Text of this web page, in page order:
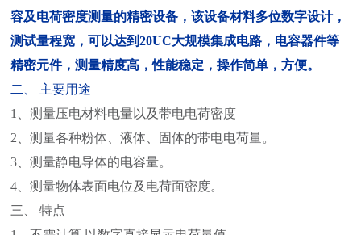
容及电荷密度测量的精密设备，该设备材料多位数字设计，
测试量程宽，可以达到20UC大规模集成电路，电容器件等
精密元件，测量精度高，性能稳定，操作简单，方便。
二、
主要用途
1
、测量压电材料电量以及带电电荷密度
2 、测量各种粉体、液体、固体的带电电荷量。
3 、测量静电导体的电容量。
4 、测量物体表面电位及电荷面密度。
三、
特点